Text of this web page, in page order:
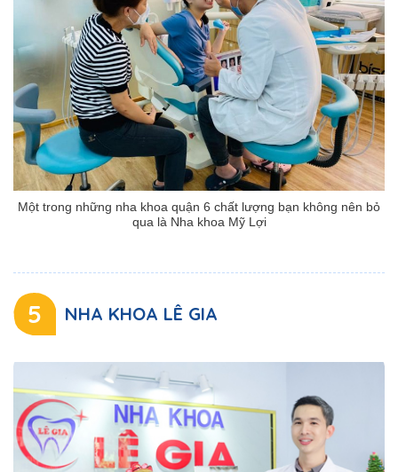
Một trong những nha khoa quận 6 chất lượng bạn không nên bỏ
qua là Nha khoa Mỹ Lợi
5 NHA KHOA LÊ GIA